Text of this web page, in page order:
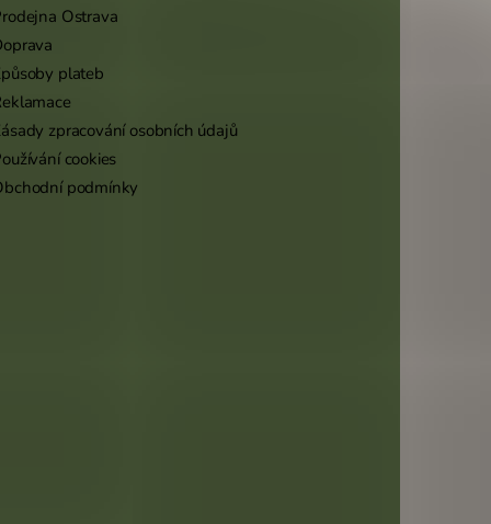
Ostrava
plateb
zpracování osobních údajů
cookies
podmínky